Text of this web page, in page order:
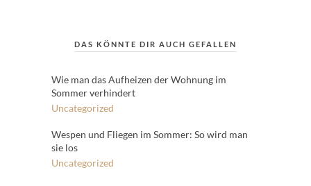
DAS KÖNNTE DIR AUCH GEFALLEN
Wie man das Aufheizen der Wohnung im
Sommer verhindert
Uncategorized
Wespen und Fliegen im Sommer: So wird man
sie los
Uncategorized